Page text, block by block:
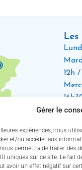
Gérer le
expériences, nous
et/ou accéder aux
permettra de traiter des
uniques sur ce site. Le fait
avoir un effet négatif sur
Les
12h /